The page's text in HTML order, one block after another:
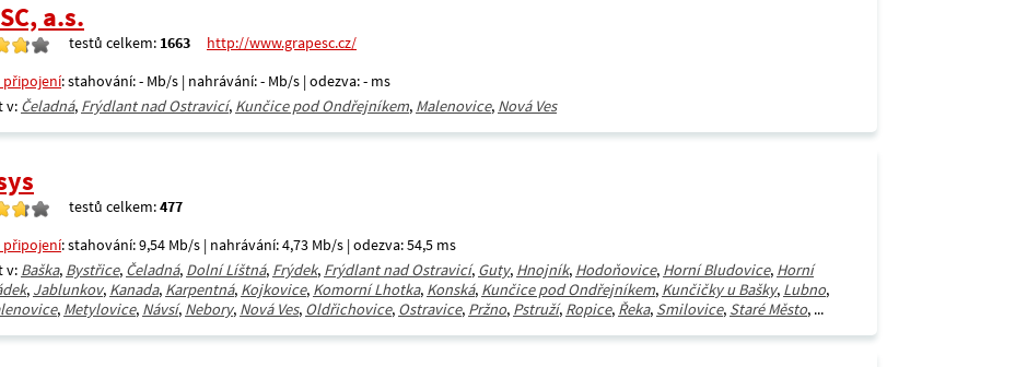
a.s.
testů celkem: 1663
http://www.grapesc.cz/
připojení: stahování: - Mb/s | nahrávání: - Mb/s | odezva: - ms
v: Čeladná, Frýdlant nad Ostravicí, Kunčice pod Ondřejníkem, Malenovice, Nová Ves
testů celkem:477
připojení: stahování: 9,54 Mb/s | nahrávání: 4,73 Mb/s | odezva: 54,5 ms
v: Baška, Bystřice, Čeladná, Dolní Líštná, Frýdek, Frýdlant nad Ostravicí, Guty, Hnojník, Hodoňovice, Horní Bludovice, Horní
, Jablunkov, Kanada, Karpentná, Kojkovice, Komorní Lhotka, Konská, Kunčice pod Ondřejníkem, Kunčičky u Bašky, Lubno,
, Metylovice, Návsí, Nebory, Nová Ves, Oldřichovice, Ostravice, Pržno, Pstruží, Ropice, Řeka, Smilovice, Staré Město, ...